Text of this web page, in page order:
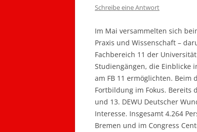
Schreibe eine Antwort
Im Mai versammelten sich
Praxis und Wissenschaft –
Fachbereich 11 der
Studiengängen, die Einblicke
am FB 11 ermöglichten. Beim
Fortbildung im Fokus. Bereits
und 13. DEWU Deutscher
Interesse. Insgesamt 4.264
Bremen und im Congress